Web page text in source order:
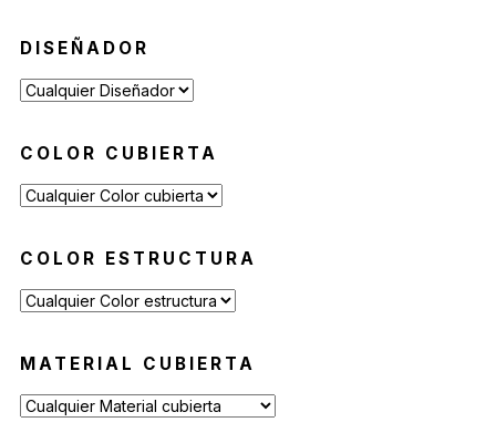
Contract(29)
Sillas de Espera
Mobiliario para Hoteleria
DISEÑADOR
COLOR CUBIERTA
COLOR ESTRUCTURA
MATERIAL CUBIERTA